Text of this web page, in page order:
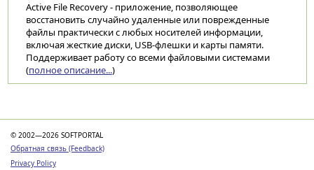
Active File Recovery - приложение, позволяющее
восстановить случайно удаленные или поврежденные
файлы практически с любых носителей информации,
включая жесткие диски, USB-флешки и карты памяти.
Поддерживает работу со всеми файловыми системами
(полное описание...)
© 2002—2026 SOFTPORTAL
Обратная связь (Feedback)
Privacy Policy